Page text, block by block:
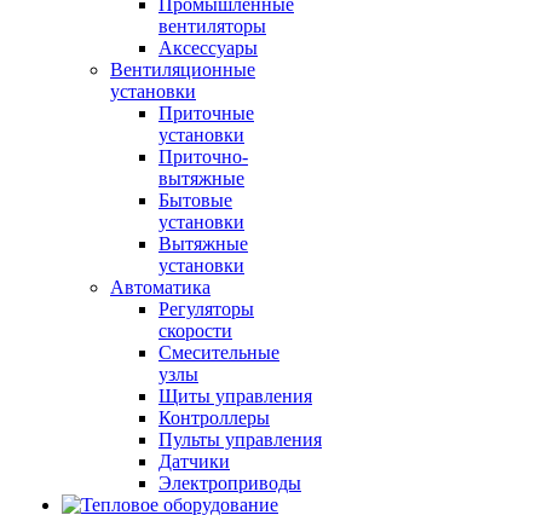
Промышленные
вентиляторы
Аксессуары
Вентиляционные
установки
Приточные
установки
Приточно-
вытяжные
Бытовые
установки
Вытяжные
установки
Автоматика
Регуляторы
скорости
Смесительные
узлы
Щиты управления
Контроллеры
Пульты управления
Датчики
Электроприводы